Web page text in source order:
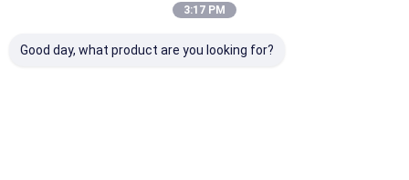
3:17 PM
Good day, what product are you looking for?